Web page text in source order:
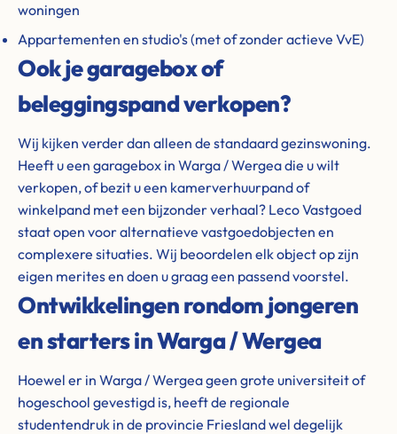
woningen
Appartementen en studio's (met of zonder actieve VvE)
Ook je garagebox of
beleggingspand verkopen?
Wij kijken verder dan alleen de standaard gezinswoning.
Heeft u een garagebox in Warga / Wergea die u wilt
verkopen, of bezit u een kamerverhuurpand of
winkelpand met een bijzonder verhaal? Leco Vastgoed
staat open voor alternatieve vastgoedobjecten en
complexere situaties. Wij beoordelen elk object op zijn
eigen merites en doen u graag een passend voorstel.
Ontwikkelingen rondom jongeren
en starters in Warga / Wergea
Hoewel er in Warga / Wergea geen grote universiteit of
hogeschool gevestigd is, heeft de regionale
studentendruk in de provincie Friesland wel degelijk